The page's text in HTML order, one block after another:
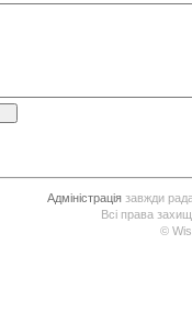
Адміністраціязавжди рада
Всі права
©